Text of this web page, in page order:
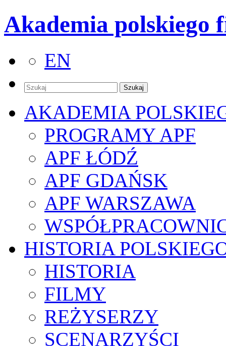
Akademia polskiego
EN
AKADEMIA
PROGRAMY APF
APF ŁÓDŹ
APF GDAŃSK
APF WARSZAWA
HISTORIA
HISTORIA
FILMY
REŻYSERZY
SCENARZYŚCI